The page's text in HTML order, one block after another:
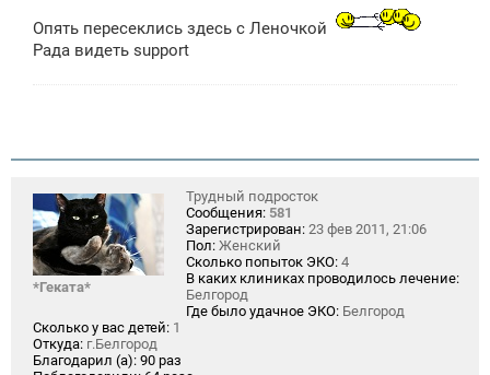
Опять пересеклись здесь с Леночкой
Рада видеть support
*Геката*
Трудный подросток
Сообщения: 581
Зарегистрирован: 23 фев 2011, 21:06
Пол: Женский
Сколько попыток ЭКО: 4
В каких клиниках проводилось лечение:
Белгород
Где было удачное ЭКО: Белгород
Сколько у вас детей: 1
Откуда: г.Белгород
Благодарил (а): 90 раз